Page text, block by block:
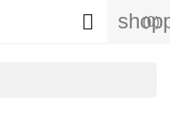
(0)
